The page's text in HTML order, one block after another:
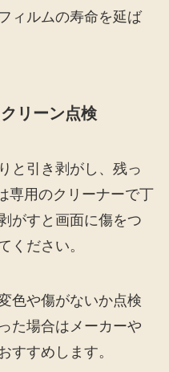
ィルムの寿命を延ば
リーン点検
と引き剥がし、残っ
専用のクリーナーで丁
がすと画面に傷をつ
ください。
色や傷がないか点検
た場合はメーカーや
すすめします。